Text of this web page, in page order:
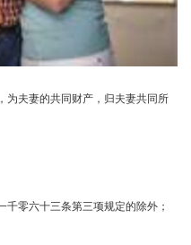
为夫妻的共同财产，归夫妻共同所
千零六十三条第三项规定的除外；